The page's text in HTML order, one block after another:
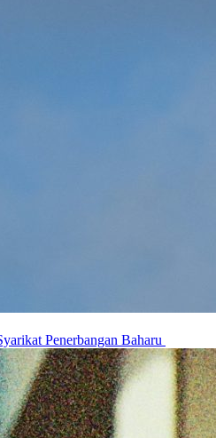
Penerbangan Baharu